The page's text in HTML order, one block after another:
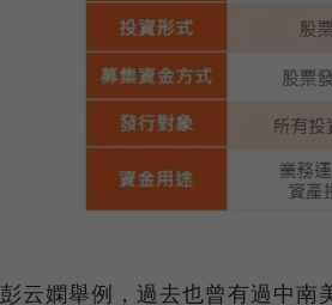
彭云嫻舉例，過去也曾有過中南